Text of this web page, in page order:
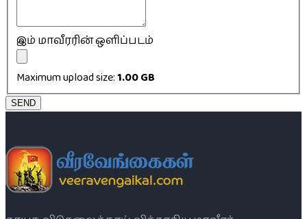
இம் மாவீரரின் ஒளிப்படம்
Maximum upload size:1.00 GB
SEND